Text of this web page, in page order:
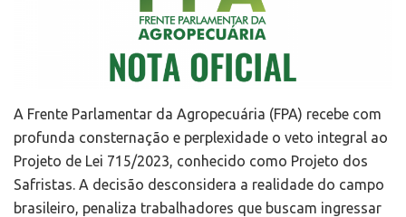
A Frente Parlamentar da Agropecuária (FPA) recebe com
profunda consternação e perplexidade o veto integral ao
Projeto de Lei 715/2023, conhecido como Projeto dos
Safristas. A decisão desconsidera a realidade do campo
brasileiro, penaliza trabalhadores que buscam ingressar